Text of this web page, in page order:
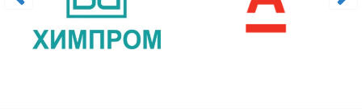
Необходимо также принимать во внимание то, насколько
ценными для других компаний могут быть ИС или продукты с
её использованием. Исследование состояния рынка может